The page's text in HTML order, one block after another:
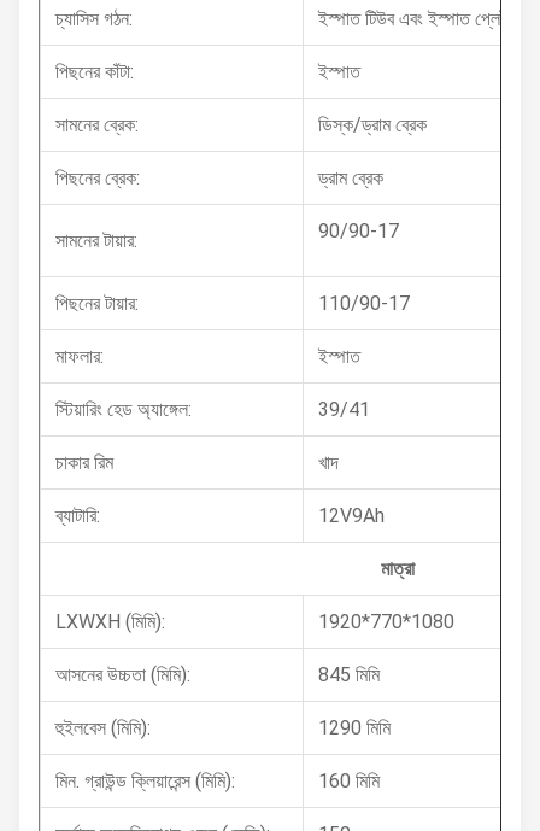
চ্যাসিস গঠন: ইস্পাত টিউব এবং ইস্পাত প্লেট,
পিছনের কাঁটা: ইস্পাত
সামনের ব্রেক: ডিস্ক/ড্রাম ব্রেক
পিছনের ব্রেক: ড্রাম ব্রেক
সামনের টায়ার: 90/90-17
পিছনের টায়ার: 110/90-17
মাফলার: ইস্পাত
স্টিয়ারিং হেড অ্যাঙ্গেল: 39/41
চাকার রিম খাদ
ব্যাটারি: 12V9Ah
মাত্রা
LXWXH (মিমি): 1920*770*1080
আসনের উচ্চতা (মিমি): 845 মিমি
হুইলবেস (মিমি): 1290 মিমি
মিন. গ্রাউন্ড ক্লিয়ারেন্স (মিমি): 160 মিমি